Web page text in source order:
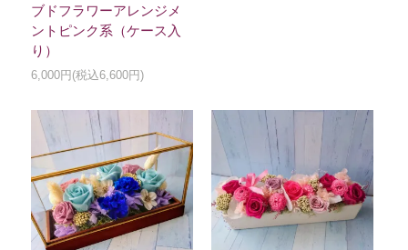
ブドフラワーアレンジメ
ントピンク系（ケース入
り）
6,000円(税込6,600円)